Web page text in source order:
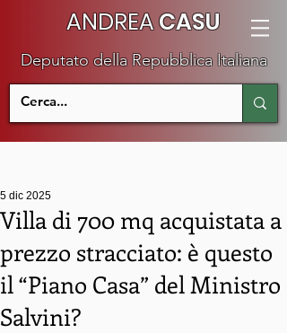
ANDREACASU
Deputato della Repubblica Italiana
Villa di 700 mq acquistata a
prezzo stracciato: è questo
il “Piano Casa” del Ministro
Salvini?
5 dic 2025